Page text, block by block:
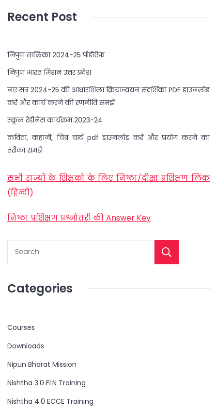
Recent Post
निपुण तालिका 2024-25 पीडीऍफ़
निपुण भारत मिशन उत्तर प्रदेश
नए सत्र 2024-25 की आधारशिला क्रियान्वयन संदर्शिका PDF डाउनलोड
करें और कार्य करने की रणनीति समझें
स्कूल रेडीनेस कार्यक्रम 2023-24
कविता, कहानी, चित्र चार्ट pdf डाउनलोड करें और प्रयोग करने का
तरीका समझें
सभी राज्यों के शिक्षकों के लिए निष्ठा/दीक्षा प्रशिक्षण लिंक
(हिन्दी)
निष्ठा प्रशिक्षण प्रश्नोत्तरी की Answer Key
Categories
Courses
Downloads
Nipun Bharat Mission
Nishtha 3.0 FLN Training
Nishtha 4.0 ECCE Training